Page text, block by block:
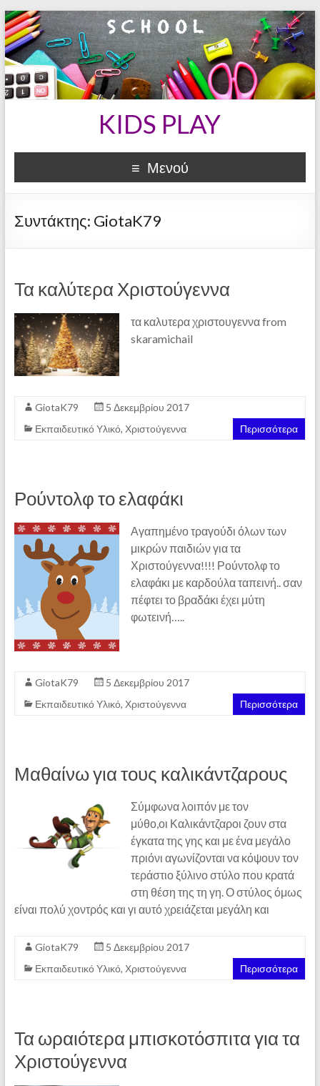
KIDS PLAY
Μενού
Συντάκτης: GiotaK79
Τα καλύτερα Χριστούγεννα
τα καλυτερα χριστουγεννα from
skaramichail
GiotaK79
5 Δεκεμβρίου 2017
Εκπαιδευτικό Υλικό, Χριστούγεννα Περισσότερα
Ρούντολφ το ελαφάκι
Αγαπημένο τραγούδι όλων των
μικρών παιδιών για τα
Χριστούγεννα!!!! Ρούντολφ το
ελαφάκι με καρδούλα ταπεινή.. σαν
πέφτει το βραδάκι έχει μύτη
φωτεινή…..
GiotaK79
5 Δεκεμβρίου 2017
Εκπαιδευτικό Υλικό, Χριστούγεννα Περισσότερα
Μαθαίνω για τους καλικάντζαρους
Σύμφωνα λοιπόν με τον
μύθο,οι Καλικάντζαροι ζουν στα
έγκατα της γης και με ένα μεγάλο
πριόνι αγωνίζονται να κόψουν τον
τεράστιο ξύλινο στύλο που κρατά
στη θέση της τη γη. Ο στύλος όμως
είναι πολύ χοντρός και γι αυτό χρειάζεται μεγάλη και
GiotaK79
5 Δεκεμβρίου 2017
Εκπαιδευτικό Υλικό, Χριστούγεννα Περισσότερα
Τα ωραιότερα μπισκοτόσπιτα για τα
Χριστούγεννα